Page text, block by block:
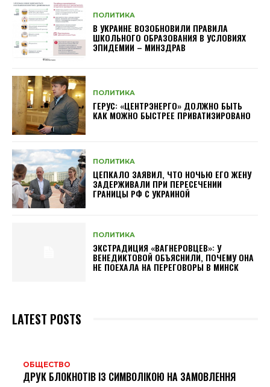
ПОЛИТИКА
В УКРАИНЕ ВОЗОБНОВИЛИ ПРАВИЛА
ШКОЛЬНОГО ОБРАЗОВАНИЯ В УСЛОВИЯХ
ЭПИДЕМИИ – МИНЗДРАВ
ПОЛИТИКА
ГЕРУС: «ЦЕНТРЭНЕРГО» ДОЛЖНО БЫТЬ
КАК МОЖНО БЫСТРЕЕ ПРИВАТИЗИРОВАНО
ПОЛИТИКА
ЦЕПКАЛО ЗАЯВИЛ, ЧТО НОЧЬЮ ЕГО ЖЕНУ
ЗАДЕРЖИВАЛИ ПРИ ПЕРЕСЕЧЕНИИ
ГРАНИЦЫ РФ С УКРАИНОЙ
ПОЛИТИКА
ЭКСТРАДИЦИЯ «ВАГНЕРОВЦЕВ»: У
ВЕНЕДИКТОВОЙ ОБЪЯСНИЛИ, ПОЧЕМУ ОНА
НЕ ПОЕХАЛА НА ПЕРЕГОВОРЫ В МИНСК
LATEST POSTS
ОБЩЕСТВО
ДРУК БЛОКНОТІВ ІЗ СИМВОЛІКОЮ НА ЗАМОВЛЕННЯ